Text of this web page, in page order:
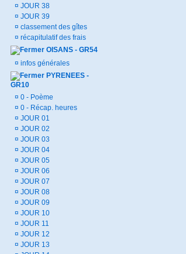
¤ JOUR 38
¤ JOUR 39
¤ classement des gîtes
¤ récapitulatif des frais
OISANS - GR54
¤ infos générales
PYRENEES -
GR10
¤ 0 - Poème
¤ 0 - Récap. heures
¤ JOUR 01
¤ JOUR 02
¤ JOUR 03
¤ JOUR 04
¤ JOUR 05
¤ JOUR 06
¤ JOUR 07
¤ JOUR 08
¤ JOUR 09
¤ JOUR 10
¤ JOUR 11
¤ JOUR 12
¤ JOUR 13